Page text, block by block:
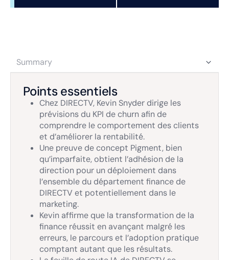
Summary
Points essentiels
Chez DIRECTV, Kevin Snyder dirige les
prévisions du KPI de churn afin de
comprendre le comportement des clients
et d’améliorer la rentabilité.
Une preuve de concept Pigment, bien
qu’imparfaite, obtient l’adhésion de la
direction pour un déploiement dans
l’ensemble du département finance de
DIRECTV et potentiellement dans le
marketing.
Kevin affirme que la transformation de la
finance réussit en avançant malgré les
erreurs, le parcours et l’adoption pratique
comptant autant que les résultats.